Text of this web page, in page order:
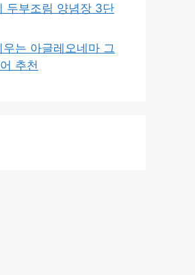
두부조림 양념장 3단
는 아글레오네마 그
추천